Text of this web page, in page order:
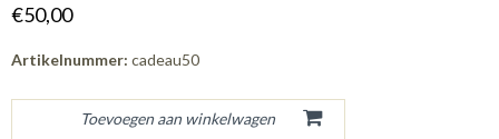
€50,00
Artikelnummer: cadeau50